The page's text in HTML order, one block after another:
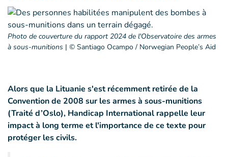
Photo de couverture du rapport 2024 de l'Observatoire des armes
à sous-munitions | © Santiago Ocampo / Norwegian People’s Aid
Alors que la Lituanie s'est récemment retirée de la
Convention de 2008 sur les armes à sous-munitions
(Traité d’Oslo), Handicap International rappelle leur
impact à long terme et l'importance de ce texte pour
protéger les civils.